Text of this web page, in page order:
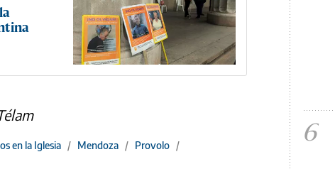
en la Iglesia / Mendoza / Provolo /
6